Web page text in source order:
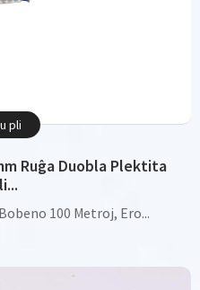
Ruĝa Duobla Plektita
100 Metroj, Ero...
pli